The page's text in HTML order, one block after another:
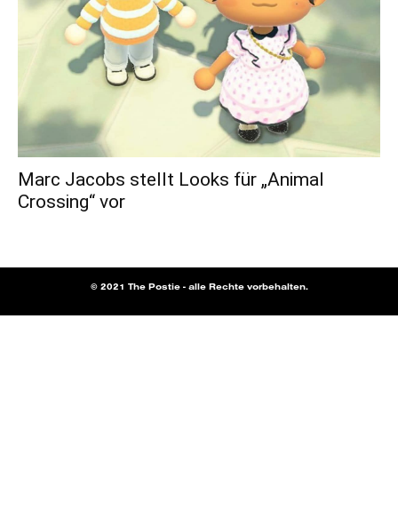
Marc Jacobs stellt Looks für „Animal
Crossing“ vor
© 2021 The Postie - alle Rechte vorbehalten.